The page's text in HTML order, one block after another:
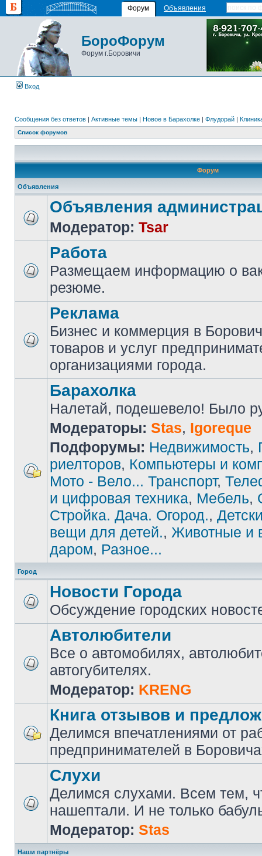
Форум Объявления
БороФорум
Форум г.Боровичи
Вход
Сообщения без ответов | Активные темы | Новое в Барахолке | Флудорай |
Список форумов
Форум
Объявления
Объявления
Модератор: Tsar
Работа
Размещаем информацию о
резюме.
Реклама
Бизнес и коммерция в
товаров и услуг
организациями города.
Барахолка
Налетай, подешевело! Было
Модераторы: Stas, Igoreque
Подфорумы: Недвижимость,
риелторов, Компьютеры и
Мото - Вело... Транспорт,
и цифровая техника, Мебель,
Стройка. Дача. Огород.,
вещи для детей., Животные и
даром, Разное...
Город
Новости Города
Обсуждение городских
Автолюбители
Все о автомобилях,
автогубителях.
Модератор: KRENG
Книга отзывов и
Делимся впечатлениями от
предпринимателей в
Слухи
Делимся слухами. Всем тем,
нашептали. И не только
Модератор: Stas
Наши партнёры